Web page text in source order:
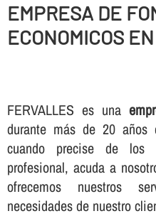
EMPRESA DE
ECONOMICOS
FERVALLES es una
durante más de 20 años
cuando precise de los
profesional, acuda a
ofrecemos nuestros
necesidades de nuestro